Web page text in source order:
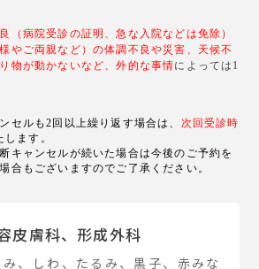
（病院受診の証明、急な入院などは免除）
やご両親など）の体調不良や災害、天候不
物が動かないなど、外的な事情によっては1
セルも2回以上繰り返す場合は、 次回受診時
ます。
キャンセルが続いた場合は今後のご予約を
合もございますのでご了承ください。
皮膚科、形成外科
、しわ、たるみ、黒子、赤みな